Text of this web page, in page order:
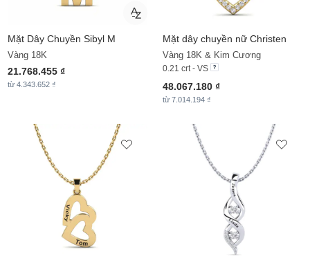
Mặt Dây Chuyền Sibyl M
Vàng 18K
21.768.455 ₫
từ 4.343.652 ₫
Mặt dây chuyền nữ Christen
Vàng 18K & Kim Cương
0.21 crt - VS
48.067.180 ₫
từ 7.014.194 ₫